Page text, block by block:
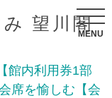
望川閣
MENU
館内利用券1部
席を愉しむ【会